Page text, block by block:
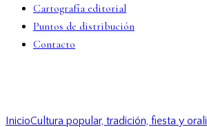
Cartografía editorial
Puntos de distribución
Contacto
InicioCultura popular, tradición, fiesta y